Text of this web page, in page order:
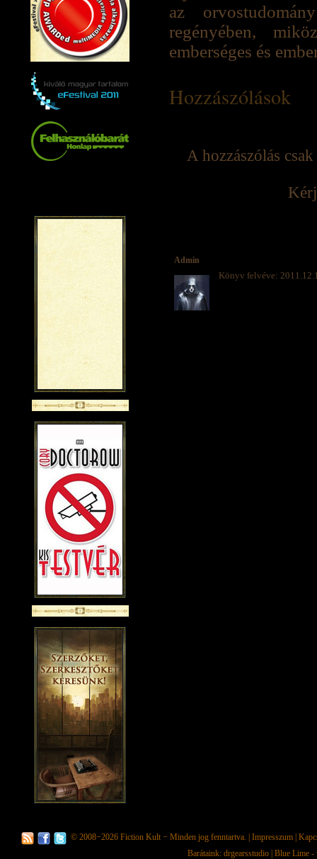
az
regényében,
emberséges és
Hozzászólások
A hozzászólás
Admin
Könyv felvéve:
© 2008−2026 Fiction Kult − Minden jog fenntartva. | Impresszum
Barátaink: drgearsstudio Blue Lime -